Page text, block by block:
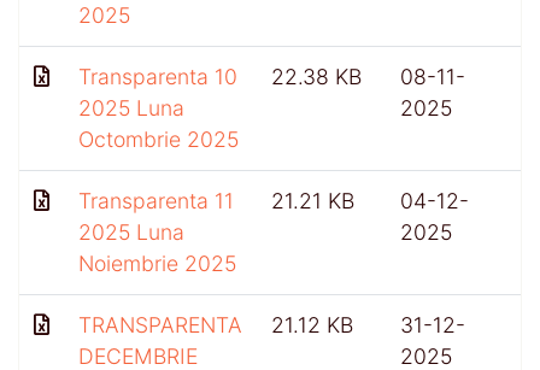
2025
Transparenta 10
2025 Luna
Octombrie 2025
22.38 KB
08-11-
2025
Transparenta 11
2025 Luna
Noiembrie 2025
21.21 KB
04-12-
2025
TRANSPARENTA
DECEMBRIE
21.12 KB
31-12-
2025